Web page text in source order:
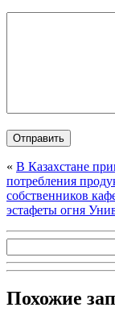
« В Казахстане
потребления
собственников
эстафеты огня
Похожие